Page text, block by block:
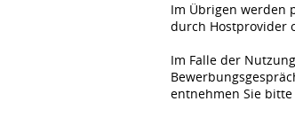
Im Übrigen werden
durch Hostprovider
Im Falle der
entnehmen Sie